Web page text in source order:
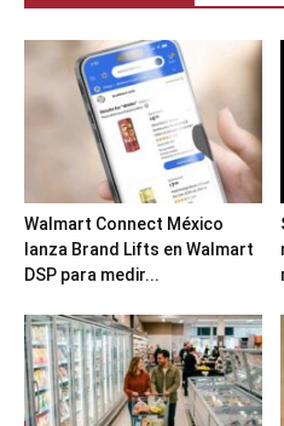
Walmart Connect México
lanza Brand Lifts en Walmart
DSP para medir...